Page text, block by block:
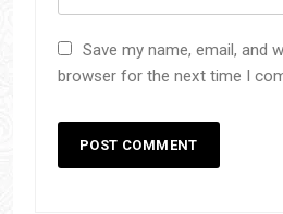
Save my name, email, and
browser for the next time I